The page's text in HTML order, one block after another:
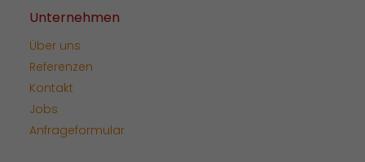
Unternehmen
Über uns
Referenzen
Kontakt
Jobs
Anfrageformular